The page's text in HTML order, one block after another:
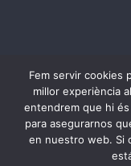
Sindicat del Taxi de
Fem servir cookies
millor experiència
entendrem que hi
para asegurarnos
en nuestro web. Si